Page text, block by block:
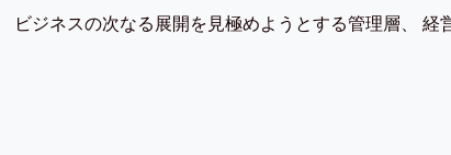
ジネスの次なる展開を見極めようとする管理層、 経